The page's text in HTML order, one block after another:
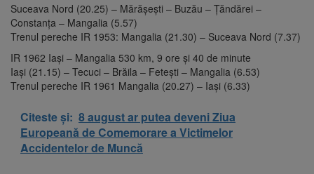
Suceava Nord (20.25) – Mărășești – Buzău – Țăndărei –
Constanța – Mangalia (5.57)
Trenul pereche IR 1953: Mangalia (21.30) – Suceava Nord (7.37)
IR 1962 Iași – Mangalia 530 km, 9 ore și 40 de minute
Iași (21.15) – Tecuci – Brăila – Fetești – Mangalia (6.53)
Trenul pereche IR 1961 Mangalia (20.27) – Iași (6.33)
Citeste și: 8 august ar putea deveni Ziua
Europeană de Comemorare a Victimelor
Accidentelor de Muncă